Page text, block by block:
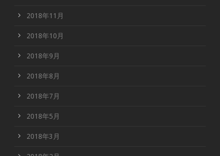
2018年11月
2018年10月
2018年9月
2018年8月
2018年7月
2018年5月
2018年3月